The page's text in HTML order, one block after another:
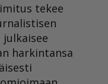
tekee
harkintansa